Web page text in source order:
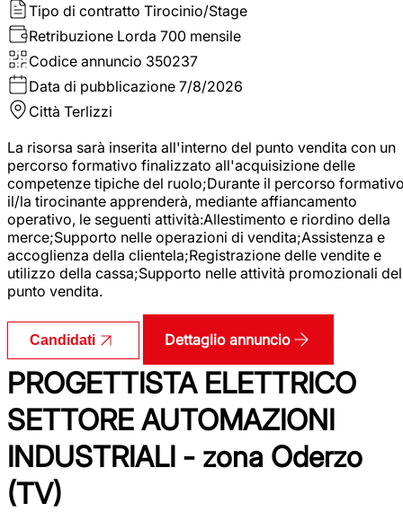
Tipo di contratto Tirocinio/Stage
Retribuzione Lorda 700 mensile
Codice annuncio 350237
Data di pubblicazione 7/8/2026
Città Terlizzi
La risorsa sarà inserita all'interno del punto vendita con un
percorso formativo finalizzato all'acquisizione delle
competenze tipiche del ruolo;Durante il percorso
il/la tirocinante apprenderà, mediante affiancamento
operativo, le seguenti attività:Allestimento e riordino della
merce;Supporto nelle operazioni di vendita;Assistenza e
accoglienza della clientela;Registrazione delle vendite e
utilizzo della cassa;Supporto nelle attività promozionali del
punto vendita.
Candidati Dettaglio annuncio
PROGETTISTA ELETTRICO
SETTORE AUTOMAZIONI
INDUSTRIALI - zona Oderzo
(TV)